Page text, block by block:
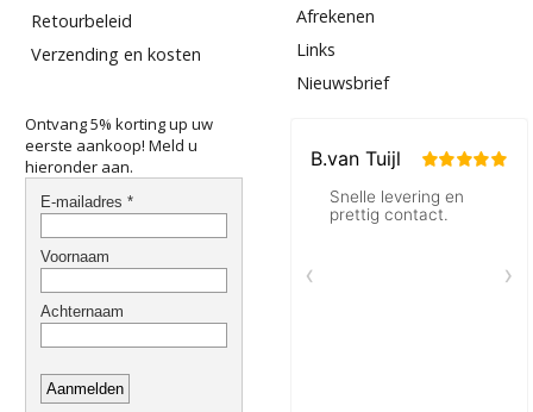
Retourbeleid
Verzending en kosten
Afrekenen
Links
Nieuwsbrief
Ontvang 5% korting up uw
eerste aankoop! Meld u
hieronder aan.